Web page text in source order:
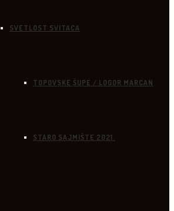
SVETLOST SVITACA
TOPOVSKE ŠUPE / LOGOR MARCAN
STARO SAJMIŠTE 2021.